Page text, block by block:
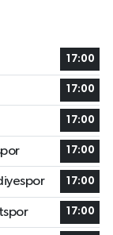
17:00
17:00
17:00
17:00
17:00
17:00